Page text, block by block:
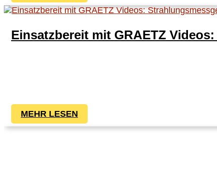
Einsatzbereit mit GRAETZ
MEHR LESEN